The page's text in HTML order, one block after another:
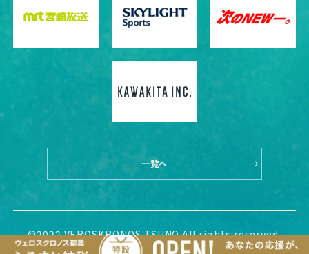
一覧へ
©2022 VEROSKRONOS TSUNO All rights reserved.